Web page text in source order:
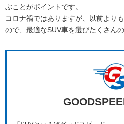
ぶことがポイントです。
コロナ禍ではありますが、以前より
ので、最適なSUV車を選びたくさん